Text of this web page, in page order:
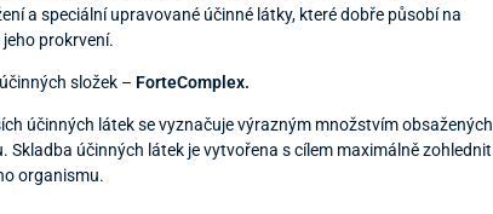
a speciální upravované účinné látky, které dobře působí na
prokrvení.
složek – ForteComplex.
účinných látek se vyznačuje výrazným množstvím obsažených
účinných látek je vytvořena s cílem maximálně zohlednit
organismu.